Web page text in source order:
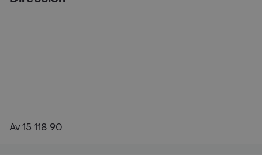
Av 15 118 90